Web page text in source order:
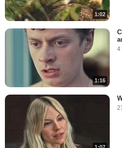
1:02
1:16
4